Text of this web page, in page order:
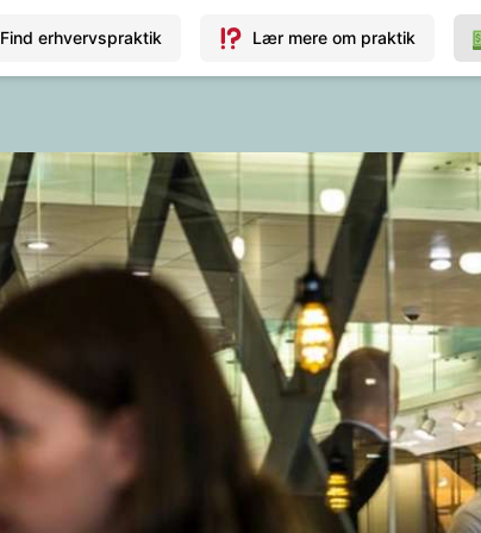
Find erhvervspraktik Lær mere om praktik